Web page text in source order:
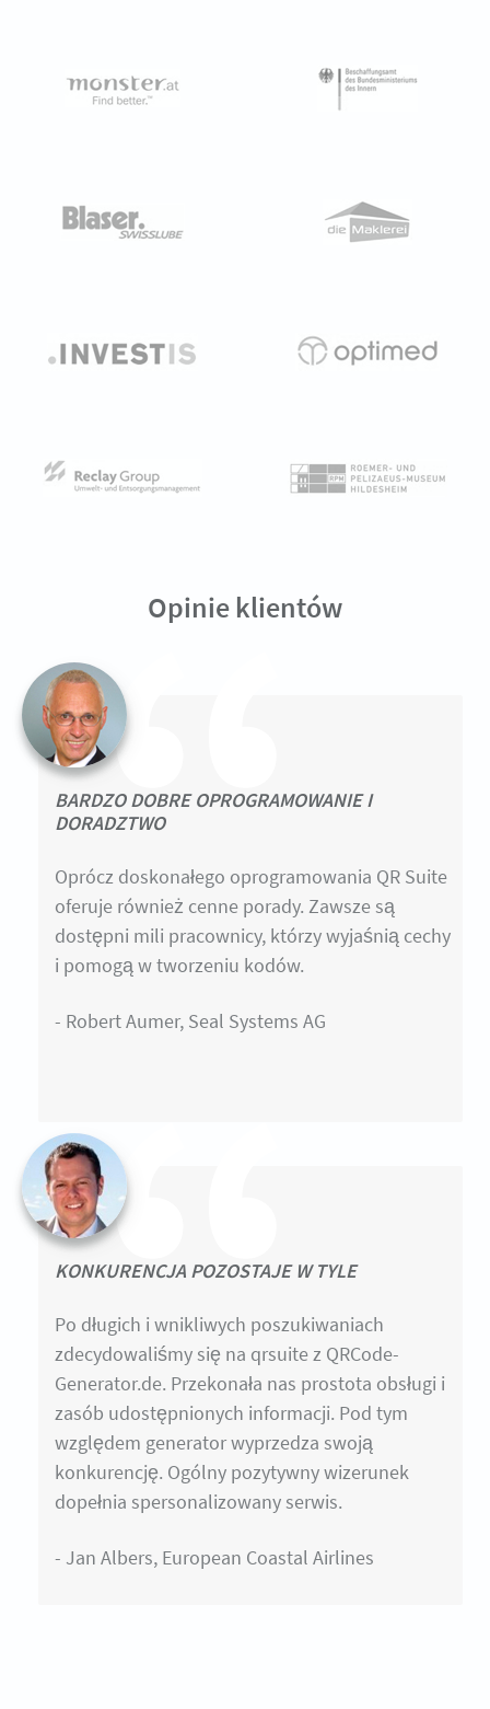
Opinie klientów
BARDZO DOBRE OPROGRAMOWANIE I
DORADZTWO
Oprócz doskonałego oprogramowania QR Suite
oferuje również cenne porady. Zawsze są
dostępni mili pracownicy, którzy wyjaśnią cechy
i pomogą w tworzeniu kodów.
- Robert Aumer, Seal Systems AG
KONKURENCJA POZOSTAJE W TYLE
Po długich i wnikliwych poszukiwaniach
zdecydowaliśmy się na qrsuite z QRCode-
Generator.de. Przekonała nas prostota obsługi i
zasób udostępnionych informacji. Pod tym
względem generator wyprzedza swoją
konkurencję. Ogólny pozytywny wizerunek
dopełnia spersonalizowany serwis.
- Jan Albers, European Coastal Airlines